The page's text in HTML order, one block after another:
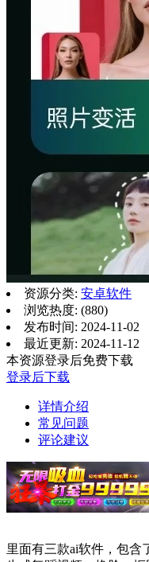
资源分类: 安卓软件
浏览热度: (880)
发布时间: 2024-11-02
最近更新: 2024-11-12
本资源登录后免费下载
登录后下载
详情介绍
常见问题
评论建议
里面有三款ai软件，包含